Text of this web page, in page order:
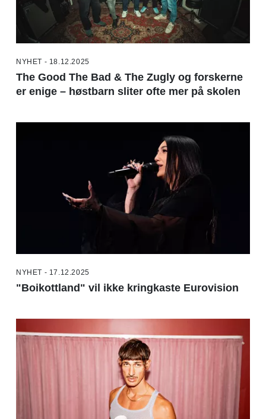
NYHET - 18.12.2025
The Good The Bad & The Zugly og forskerne
er enige – høstbarn sliter ofte mer på skolen
NYHET - 17.12.2025
"Boikottland" vil ikke kringkaste Eurovision